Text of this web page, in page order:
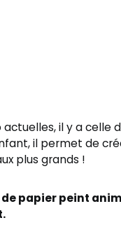
il y a celle
il permet de
plus grands !
papier peint